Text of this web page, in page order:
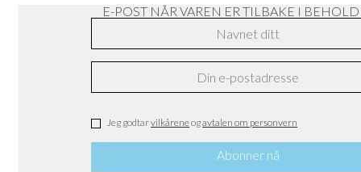
E-POST NÅR VAREN ER TILBAKE I
Jeg godtarvilkåreneogavtalen om personvern
Abonner nå